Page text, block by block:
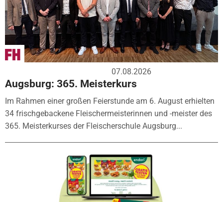
07.08.2026
Augsburg: 365. Meisterkurs
Im Rahmen einer großen Feierstunde am 6. August erhielten
34 frischgebackene Fleischermeisterinnen und -meister des
365. Meisterkurses der Fleischerschule Augsburg...